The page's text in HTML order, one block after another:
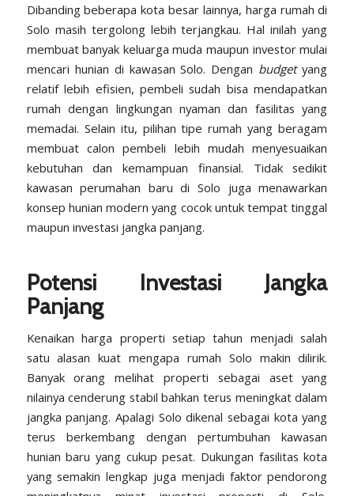
Dibanding beberapa kota besar lainnya, harga rumah di
Solo masih tergolong lebih terjangkau. Hal inilah yang
membuat banyak keluarga muda maupun investor mulai
mencari hunian di kawasan Solo. Dengan budgetyang
relatif lebih efisien, pembeli sudah bisa mendapatkan
rumah dengan lingkungan nyaman dan fasilitas yang
memadai. Selain itu, pilihan tipe rumah yang beragam
membuat calon pembeli lebih mudah menyesuaikan
kebutuhan dan kemampuan finansial. Tidak sedikit
kawasan perumahan baru di Solo juga menawarkan
konsep hunian modern yang cocok untuk tempat tinggal
maupun investasi jangka panjang.
Potensi Investasi Jangka
Panjang
Kenaikan harga properti setiap tahun menjadi salah
satu alasan kuat mengapa rumah Solo makin dilirik.
Banyak orang melihat properti sebagai aset yang
nilainya cenderung stabil bahkan terus meningkat dalam
jangka panjang. Apalagi Solo dikenal sebagai kota yang
terus berkembang dengan pertumbuhan kawasan
hunian baru yang cukup pesat. Dukungan fasilitas kota
yang semakin lengkap juga menjadi faktor pendorong